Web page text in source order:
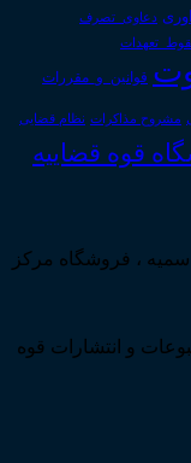
دعاوی_تصرف
قوانین_و_مقررات
مشروح مذاکرات نظام قضایی
قوه قضاییه
، فروشگاه مرکز
و انتشارات قوه